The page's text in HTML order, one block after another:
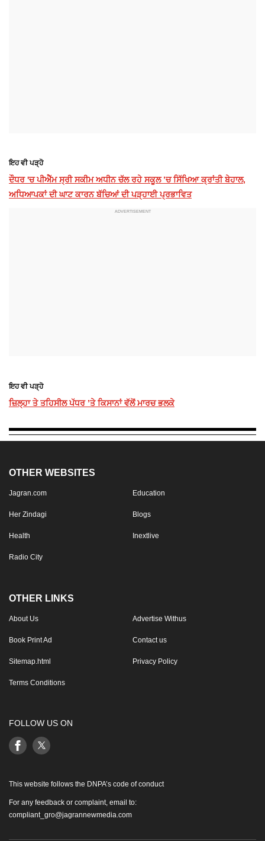
ਇਹ ਵੀ ਪੜ੍ਹੋ
ਦੌਧਰ 'ਚ ਪੀਐੱਮ ਸ੍ਰੀ ਸਕੀਮ ਅਧੀਨ ਚੱਲ ਰਹੇ ਸਕੂਲ ’ਚ ਸਿੱਖਿਆ ਕ੍ਰਾਂਤੀ ਬੇਹਾਲ,
ਅਧਿਆਪਕਾਂ ਦੀ ਘਾਟ ਕਾਰਨ ਬੱਚਿਆਂ ਦੀ ਪੜ੍ਹਾਈ ਪ੍ਰਭਾਵਿਤ
ਇਹ ਵੀ ਪੜ੍ਹੋ
ਜ਼ਿਲ੍ਹਾ ਤੇ ਤਹਿਸੀਲ ਪੱਧਰ ’ਤੇ ਕਿਸਾਨਾਂ ਵੱਲੋਂ ਮਾਰਚ ਭਲਕੇ
OTHER WEBSITES
Jagran.com Education
Her Zindagi Blogs
Health Inextlive
Radio City
OTHER LINKS
About Us Advertise Withus
Book Print Ad Contact us
Sitemap.html Privacy Policy
Terms Conditions
FOLLOW US ON
This website follows the DNPA’s code of conduct
For any feedback or complaint, email to:
compliant_gro@jagrannewmedia.com